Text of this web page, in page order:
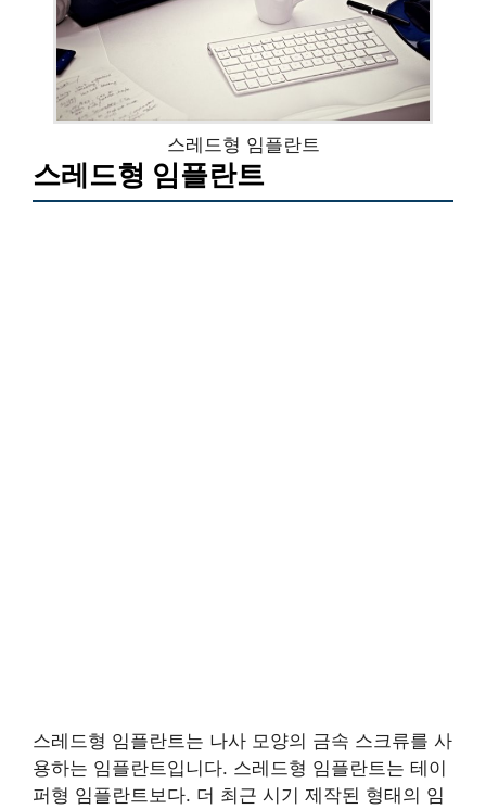
스레드형 임플란트
스레드형 임플란트
스레드형 임플란트는 나사 모양의 금속 스크류를 사
용하는 임플란트입니다. 스레드형 임플란트는 테이
퍼형 임플란트보다. 더 최근 시기 제작된 형태의 임